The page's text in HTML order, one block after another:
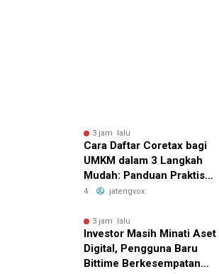
3 jam lalu
Cara Daftar Coretax bagi
UMKM dalam 3 Langkah
Mudah: Panduan Praktis
yang Bikin Bisnis Anda
4 jatengvox
3 jam lalu
Investor Masih Minati Aset
Digital, Pengguna Baru
Bittime Berkesempatan